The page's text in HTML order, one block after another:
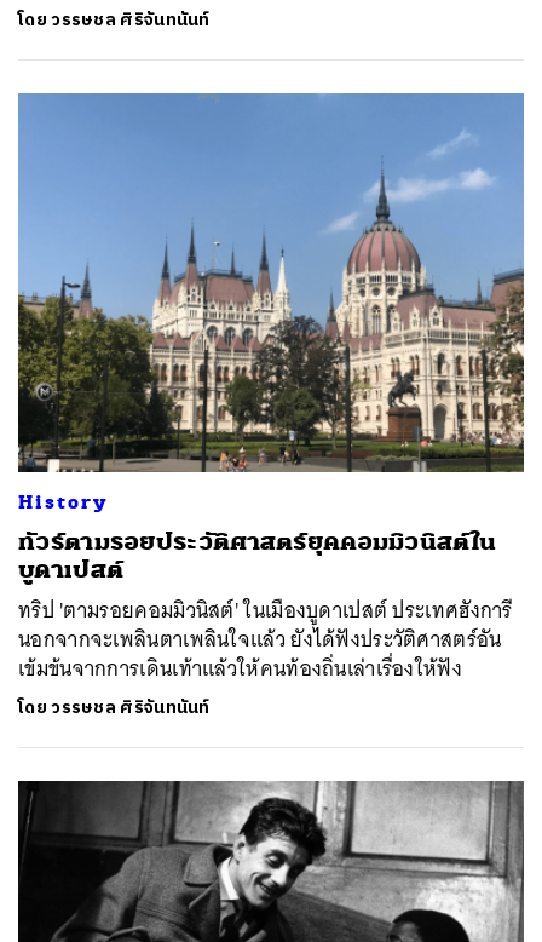
โดยวรรษชล ศิริจันทนันท์
History
ทัวร์ตามรอยประวัติศาสตร์ยุคคอมมิวนิสต์ใน
บูดาเปสต์
ทริป 'ตามรอยคอมมิวนิสต์' ในเมืองบูดาเปสต์ ประเทศฮังการี
นอกจากจะเพลินตาเพลินใจแล้ว ยังได้ฟังประวัติศาสตร์อัน
เข้มข้นจากการเดินเท้าแล้วให้คนท้องถิ่นเล่าเรื่องให้ฟัง
โดยวรรษชล ศิริจันทนันท์